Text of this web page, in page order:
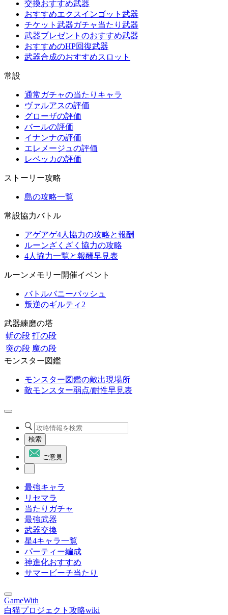
交換おすすめ武器
おすすめエクスインゴット武器
チケット武器ガチャ当たり武器
武器プレゼントのおすすめ武器
おすすめのHP回復武器
武器合成のおすすめスロット
常設
通常ガチャの当たりキャラ
ヴァルアスの評価
グローザの評価
バールの評価
イナンナの評価
エレメージュの評価
レベッカの評価
ストーリー攻略
島の攻略一覧
常設協力バトル
アゲアゲ4人協力の攻略と報酬
ルーンざくざく協力の攻略
4人協力一覧と報酬早見表
ルーンメモリー開催イベント
バトルバニーバッシュ
叛逆のギルティ2
武器練磨の塔
斬の段 打の段
突の段 魔の段
モンスター図鑑
モンスター図鑑の敵出現場所
敵モンスター弱点/耐性早見表
検索
ご意見
最強キャラ
リセマラ
当たりガチャ
最強武器
武器交換
星4キャラ一覧
パーティー編成
神進化おすすめ
サマービーチ当たり
GameWith
白猫プロジェクト攻略wiki